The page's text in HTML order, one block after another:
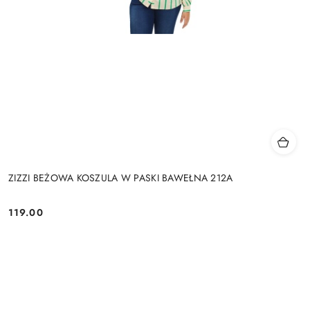
ZIZZI BEŻOWA KOSZULA W PASKI BAWEŁNA 212A
Cena:
119.00